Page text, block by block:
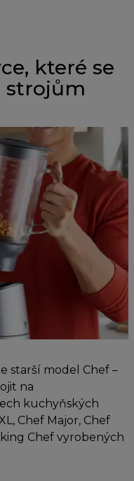
které se
strojům
starší model Chef –
na
kuchyňských
Chef Major, Chef
Chef vyrobených